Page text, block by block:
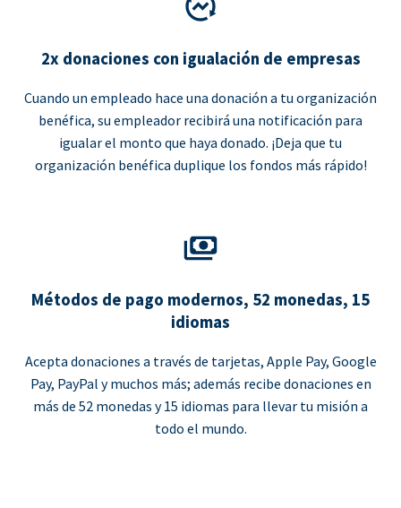
2x donaciones con igualación de empresas
Cuando un empleado hace una donación a tu organización
benéfica, su empleador recibirá una notificación para
igualar el monto que haya donado. ¡Deja que tu
organización benéfica duplique los fondos más rápido!
Métodos de pago modernos, 52 monedas, 15
idiomas
Acepta donaciones a través de tarjetas, Apple Pay, Google
Pay, PayPal y muchos más; además recibe donaciones en
más de 52 monedas y 15 idiomas para llevar tu misión a
todo el mundo.